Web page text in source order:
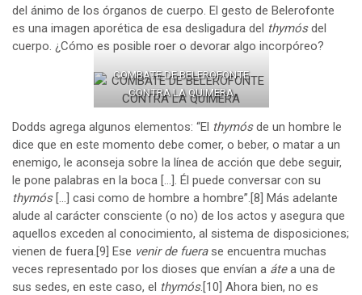
del ánimo de los órganos de cuerpo. El gesto de Belerofonte
es una imagen aporética de esa desligadura del thymósdel
cuerpo. ¿Cómo es posible roer o devorar algo incorpóreo?
COMBATE DE BELEROFONTE
CONTRA LA QUIMERA
Dodds agrega algunos elementos: “El thymósde un hombre le
dice que en este momento debe comer, o beber, o matar a un
enemigo, le aconseja sobre la línea de acción que debe seguir,
le pone palabras en la boca […]. Él puede conversar con su
thymós […] casi como de hombre a hombre”.[8] Más adelante
alude al carácter consciente (o no) de los actos y asegura que
aquellos exceden al conocimiento, al sistema de disposiciones;
vienen de fuera.[9] Ese venir de fuerase encuentra muchas
veces representado por los dioses que envían a átea una de
sus sedes, en este caso, el thymós.[10] Ahora bien, no es